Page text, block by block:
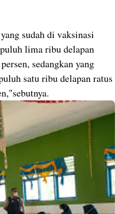
sudah di vaksinasi
lima ribu delapan
sedangkan yang
satu ribu delapan ratus